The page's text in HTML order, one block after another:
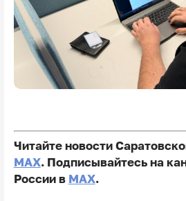
Читайте новости
MAX. Подписывайтесь на
России в MAX.